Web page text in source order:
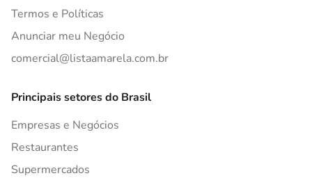
Termos e Políticas
Anunciar meu Negócio
comercial@listaamarela.com.br
Principais setores do Brasil
Empresas e Negócios
Restaurantes
Supermercados